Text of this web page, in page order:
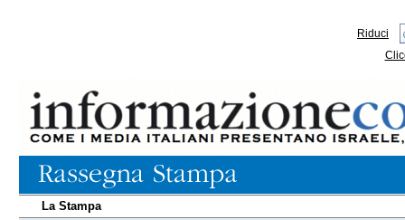
Riduci
La Stampa